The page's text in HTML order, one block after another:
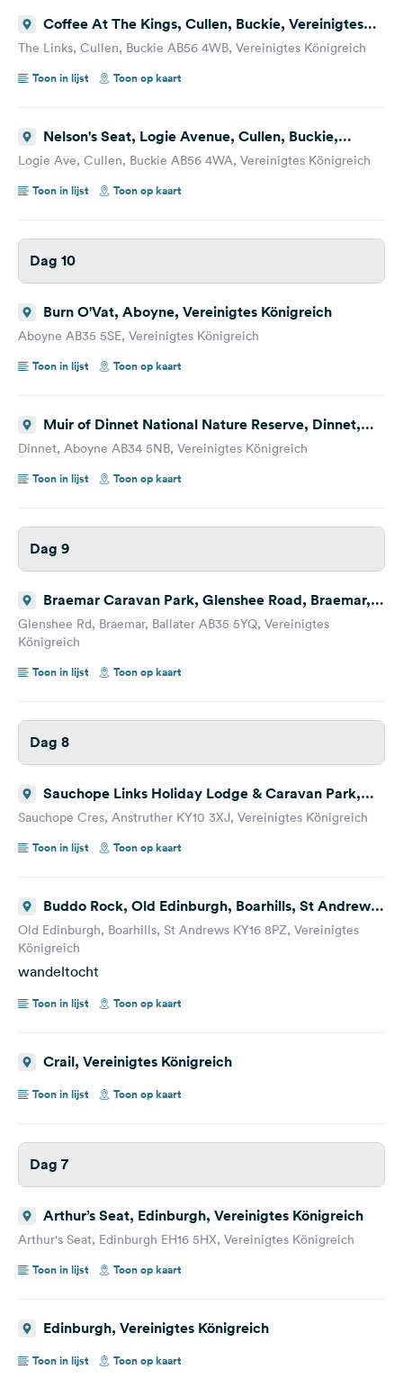
Coffee At The Kings, Cullen, Buckie, Vereinigtes
Königreich
The Links, Cullen, Buckie AB56 4WB, Vereinigtes Königreich
Toon in lijst
Toon op kaart
Nelson's Seat, Logie Avenue, Cullen, Buckie,
Vereinigtes Königreich
Logie Ave, Cullen, Buckie AB56 4WA, Vereinigtes Königreich
Toon in lijst
Toon op kaart
Dag 10
Burn O'Vat, Aboyne, Vereinigtes Königreich
Aboyne AB35 5SE, Vereinigtes Königreich
Toon in lijst
Toon op kaart
Muir of Dinnet National Nature Reserve, Dinnet,
Aboyne, Vereinigtes Königreich
Dinnet, Aboyne AB34 5NB, Vereinigtes Königreich
Toon in lijst
Toon op kaart
Dag 9
Braemar Caravan Park, Glenshee Road, Braemar,
Ballater, Vereinigtes Königreich
Glenshee Rd, Braemar, Ballater AB35 5YQ, Vereinigtes
Königreich
Toon in lijst
Toon op kaart
Dag 8
Sauchope Links Holiday Lodge & Caravan Park,
Sauchope Crescent, Anstruther, Vereinigtes
Sauchope Cres, Anstruther KY10 3XJ, Vereinigtes Königreich
Toon in lijst
Toon op kaart
Buddo Rock, Old Edinburgh, Boarhills, St Andrews,
Vereinigtes Königreich
Old Edinburgh, Boarhills, St Andrews KY16 8PZ, Vereinigtes
Königreich
wandeltocht
Toon in lijst Toon op kaart
Crail, Vereinigtes Königreich
Toon in lijst Toon op kaart
Dag 7
Arthur’s Seat, Edinburgh, Vereinigtes Königreich
Arthur's Seat, Edinburgh EH16 5HX, Vereinigtes Königreich
Toon in lijst
Toon op kaart
Edinburgh, Vereinigtes Königreich
Toon in lijst Toon op kaart